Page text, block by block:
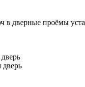
в дверные проёмы
дверь